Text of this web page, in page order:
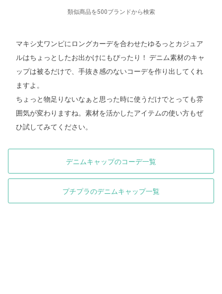
類似商品を500ブランドから検索
マキシ丈ワンピにロングカーデを合わせたゆるっとカジュア
ルはちょっとしたお出かけにもぴったり！ デニム素材のキャ
ップは被るだけで、手抜き感のないコーデを作り出してくれ
ますよ。
ちょっと物足りないなぁと思った時に使うだけでとっても雰
囲気が変わりますね。素材を活かしたアイテムの使い方もぜ
ひ試してみてください。
デニムキャップのコーデ一覧
プチプラのデニムキャップ一覧